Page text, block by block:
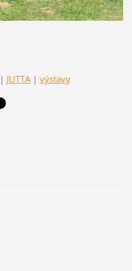
| JUTTA | výstavy